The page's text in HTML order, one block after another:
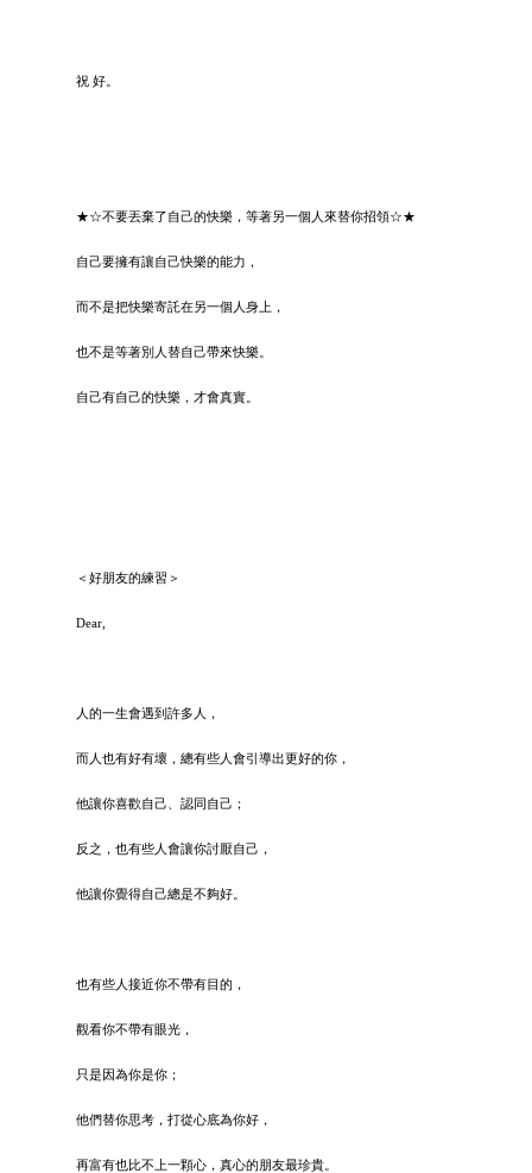
祝 好。
★☆不要丟棄了自己的快樂，等著另一個人來替你招領☆★
自己要擁有讓自己快樂的能力，
而不是把快樂寄託在另一個人身上，
也不是等著別人替自己帶來快樂。
自己有自己的快樂，才會真實。
＜好朋友的練習＞
Dear,
人的一生會遇到許多人，
而人也有好有壞，總有些人會引導出更好的你，
他讓你喜歡自己、認同自己；
反之，也有些人會讓你討厭自己，
他讓你覺得自己總是不夠好。
也有些人接近你不帶有目的，
觀看你不帶有眼光，
只是因為你是你；
他們替你思考，打從心底為你好，
再富有也比不上一顆心，真心的朋友最珍貴。